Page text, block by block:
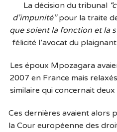
La décision du tribunal
d’impunité”pour la traite
que soient la fonction et la
félicité l’avocat du
Les époux Mpozagara
2007 en France mais
similaire qui concernait
Ces dernières avaient alors
la Cour européenne des